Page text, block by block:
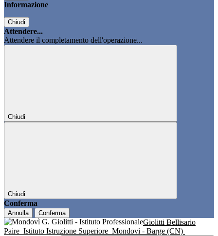
Informazione
Chiudi
Attendere...
Attendere il completamento dell'operazione...
Chiudi
Chiudi
Conferma
Annulla Conferma
Giolitti Bellisario
Paire Istituto Istruzione Superiore Mondovì - Barge (CN)